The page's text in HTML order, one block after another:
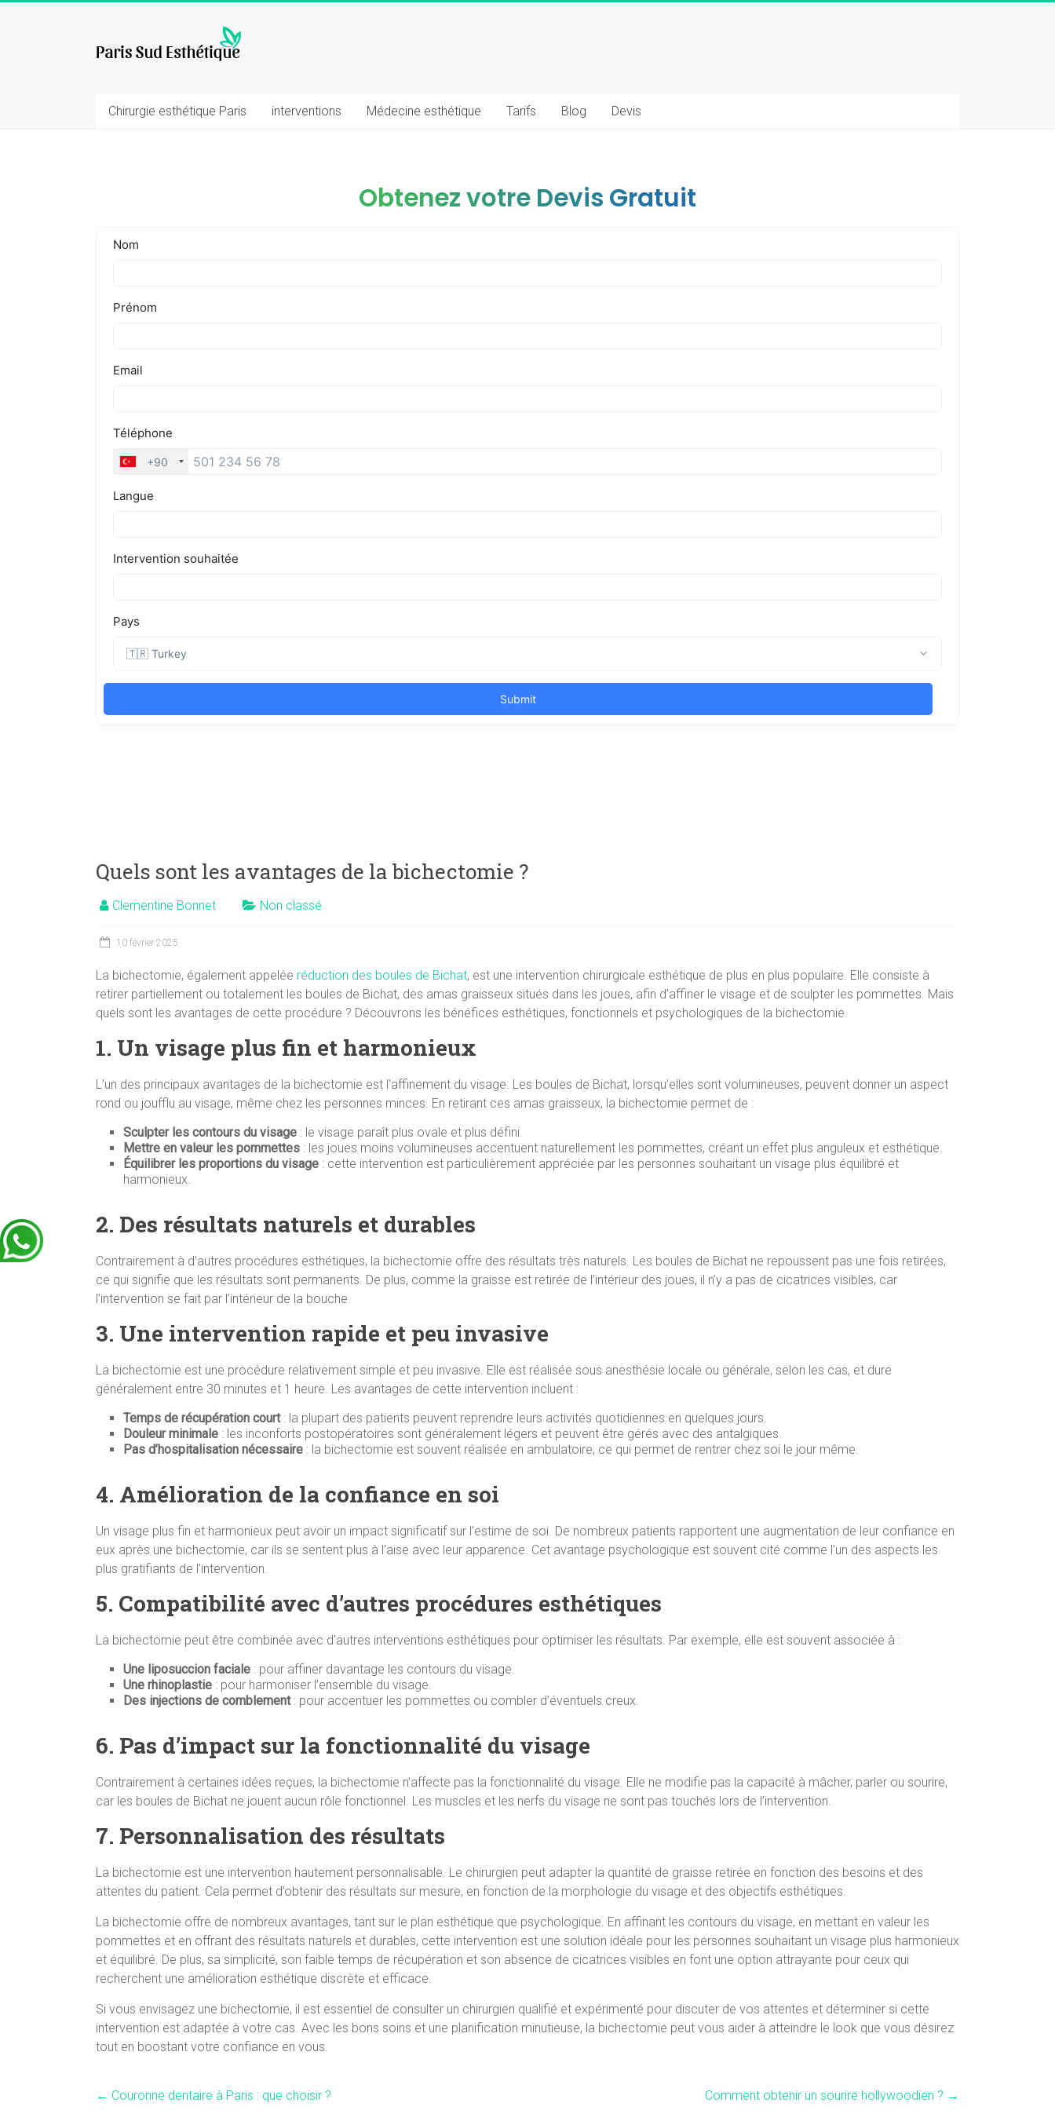
chirurgie
Chirurgie esthétique Paris interventions Médecine esthétique Tarifs Blog Devis
Obtenez votre Devis Gratuit
Quels sont les avantages de la bichectomie ?
Clementine Bonnet Non classé
10 février 2025
La bichectomie, également appelée réduction des boules de Bichat, est une intervention chirurgicale esthétique de plus en plus populaire. Elle consiste à
retirer partiellement ou totalement les boules de Bichat, des amas graisseux situés dans les joues, afin d’affiner le visage et de sculpter les pommettes. Mais
quels sont les avantages de cette procédure ? Découvrons les bénéfices esthétiques, fonctionnels et psychologiques de la bichectomie.
1. Un visage plus fin et harmonieux
L’un des principaux avantages de la bichectomie est l’affinement du visage. Les boules de Bichat, lorsqu’elles sont volumineuses, peuvent donner un aspect
rond ou joufflu au visage, même chez les personnes minces. En retirant ces amas graisseux, la bichectomie permet de :
Sculpter les contours du visage : le visage paraît plus ovale et plus défini.
Mettre en valeur les pommettes : les joues moins volumineuses accentuent naturellement les pommettes, créant un effet plus anguleux et esthétique.
Équilibrer les proportions du visage : cette intervention est particulièrement appréciée par les personnes souhaitant un visage plus équilibré et
harmonieux.
2. Des résultats naturels et durables
Contrairement à d’autres procédures esthétiques, la bichectomie offre des résultats très naturels. Les boules de Bichat ne repoussent pas une fois retirées,
ce qui signifie que les résultats sont permanents. De plus, comme la graisse est retirée de l’intérieur des joues, il n’y a pas de cicatrices visibles, car
l’intervention se fait par l’intérieur de la bouche.
3. Une intervention rapide et peu invasive
La bichectomie est une procédure relativement simple et peu invasive. Elle est réalisée sous anesthésie locale ou générale, selon les cas, et dure
généralement entre 30 minutes et 1 heure. Les avantages de cette intervention incluent :
Temps de récupération court: la plupart des patients peuvent reprendre leurs activités quotidiennes en quelques jours.
Douleur minimale : les inconforts postopératoires sont généralement légers et peuvent être gérés avec des antalgiques.
Pas d’hospitalisation nécessaire : la bichectomie est souvent réalisée en ambulatoire, ce qui permet de rentrer chez soi le jour même.
4. Amélioration de la confiance en soi
Un visage plus fin et harmonieux peut avoir un impact significatif sur l’estime de soi. De nombreux patients rapportent une augmentation de leur confiance en
eux après une bichectomie, car ils se sentent plus à l’aise avec leur apparence. Cet avantage psychologique est souvent cité comme l’un des aspects les
plus gratifiants de l’intervention.
5. Compatibilité avec d’autres procédures esthétiques
La bichectomie peut être combinée avec d’autres interventions esthétiques pour optimiser les résultats. Par exemple, elle est souvent associée à :
Une liposuccion faciale : pour affiner davantage les contours du visage.
Une rhinoplastie : pour harmoniser l’ensemble du visage.
Des injections de comblement: pour accentuer les pommettes ou combler d’éventuels creux.
6. Pas d’impact sur la fonctionnalité du visage
Contrairement à certaines idées reçues, la bichectomie n’affecte pas la fonctionnalité du visage. Elle ne modifie pas la capacité à mâcher, parler ou sourire,
car les boules de Bichat ne jouent aucun rôle fonctionnel. Les muscles et les nerfs du visage ne sont pas touchés lors de l’intervention.
7. Personnalisation des résultats
La bichectomie est une intervention hautement personnalisable. Le chirurgien peut adapter la quantité de graisse retirée en fonction des besoins et des
attentes du patient. Cela permet d’obtenir des résultats sur mesure, en fonction de la morphologie du visage et des objectifs esthétiques.
La bichectomie offre de nombreux avantages, tant sur le plan esthétique que psychologique. En affinant les contours du visage, en mettant en valeur les
pommettes et en offrant des résultats naturels et durables, cette intervention est une solution idéale pour les personnes souhaitant un visage plus harmonieux
et équilibré. De plus, sa simplicité, son faible temps de récupération et son absence de cicatrices visibles en font une option attrayante pour ceux qui
recherchent une amélioration esthétique discrète et efficace.
Si vous envisagez une bichectomie, il est essentiel de consulter un chirurgien qualifié et expérimenté pour discuter de vos attentes et déterminer si cette
intervention est adaptée à votre cas. Avec les bons soins et une planification minutieuse, la bichectomie peut vous aider à atteindre le look que vous désirez
tout en boostant votre confiance en vous.
← Couronne dentaire à Paris : que choisir ? Comment obtenir un sourire hollywoodien ? →